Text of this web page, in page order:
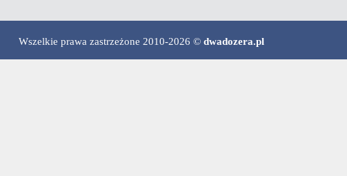
Wszelkie prawa zastrzeżone 2010-2026 © dwadozera.pl